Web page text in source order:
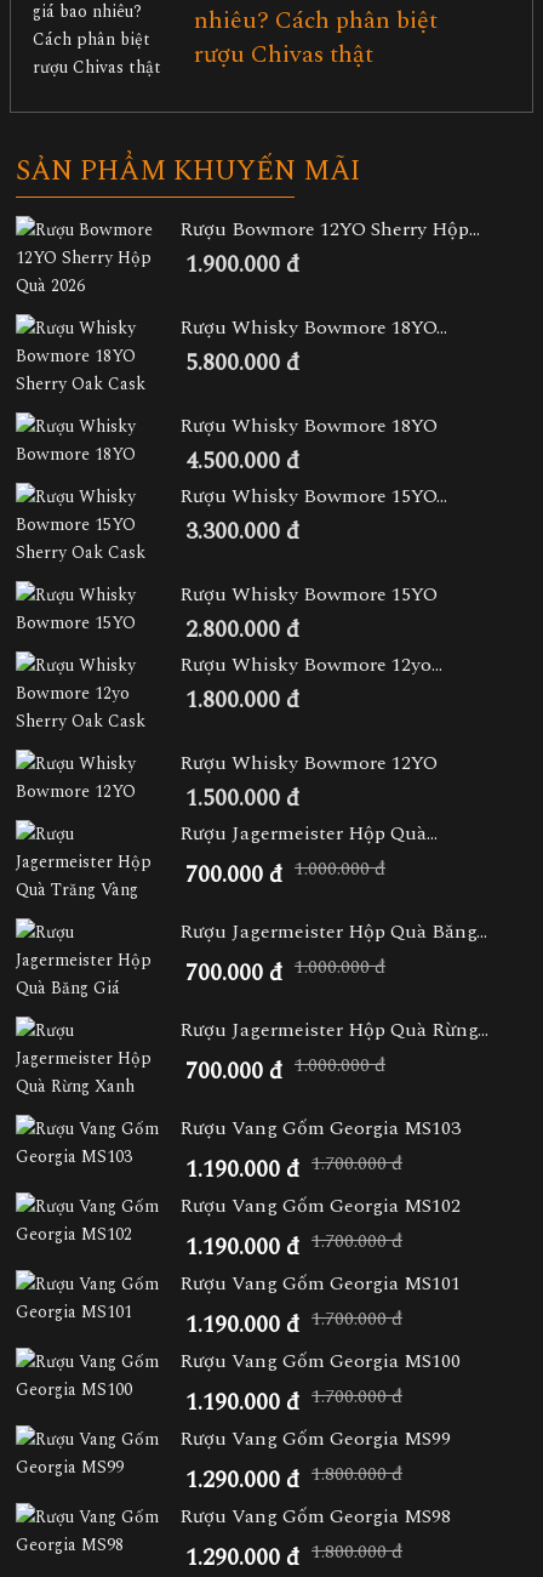
nhiêu? Cách phân biệt
rượu Chivas thật
SẢN PHẨM KHUYẾN MÃI
Rượu Bowmore 12YO Sherry Hộp...
1.900.000 đ
Rượu Whisky Bowmore 18YO...
5.800.000 đ
Rượu Whisky Bowmore 18YO
4.500.000 đ
Rượu Whisky Bowmore 15YO...
3.300.000 đ
Rượu Whisky Bowmore 15YO
2.800.000 đ
Rượu Whisky Bowmore 12yo...
1.800.000 đ
Rượu Whisky Bowmore 12YO
1.500.000 đ
Rượu Jagermeister Hộp Quà...
700.000 đ 1.000.000 đ
Rượu Jagermeister Hộp Quà Băng...
700.000 đ 1.000.000 đ
Rượu Jagermeister Hộp Quà Rừng...
700.000 đ 1.000.000 đ
Rượu Vang Gốm Georgia MS103
1.190.000 đ 1.700.000 đ
Rượu Vang Gốm Georgia MS102
1.190.000 đ 1.700.000 đ
Rượu Vang Gốm Georgia MS101
1.190.000 đ 1.700.000 đ
Rượu Vang Gốm Georgia MS100
1.190.000 đ 1.700.000 đ
Rượu Vang Gốm Georgia MS99
1.290.000 đ 1.800.000 đ
Rượu Vang Gốm Georgia MS98
1.290.000 đ 1.800.000 đ